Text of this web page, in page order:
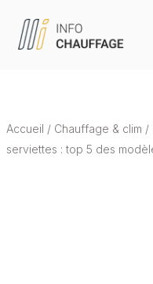
Accueil / Chauffage & clim /
serviettes : top 5 des